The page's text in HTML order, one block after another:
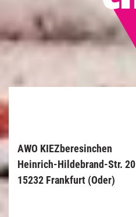
AWO KIEZberesinchen
Heinrich-Hildebrand-Str. 20
15232 Frankfurt (Oder)